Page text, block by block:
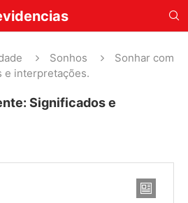
Sonhos
Sonhar com
e interpretações.
Significados e